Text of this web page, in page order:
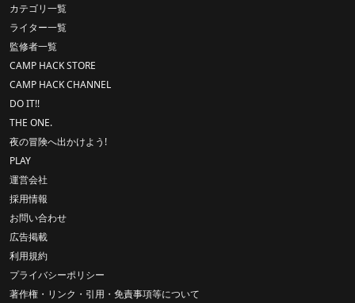
カテゴリ一覧
ライター一覧
監修者一覧
CAMP HACK STORE
CAMP HACK CHANNEL
DO IT!!
THE ONE.
夜の冒険へ出かけよう!
PLAY
運営会社
採用情報
お問い合わせ
広告掲載
利用規約
プライバシーポリシー
著作権・リンク・引用・免責事項等について